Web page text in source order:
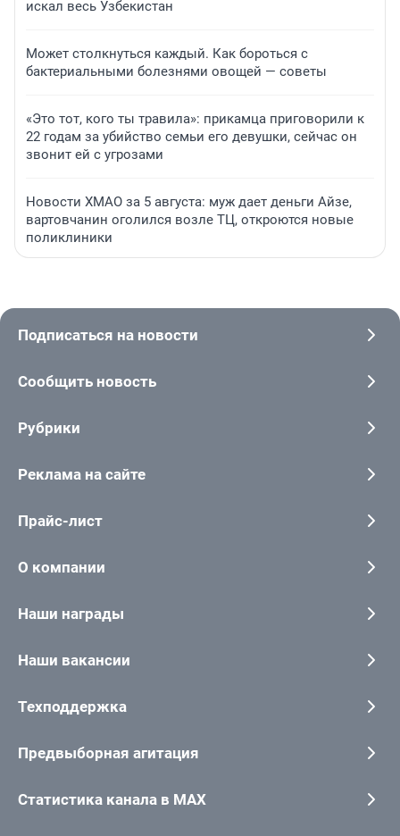
искал весь Узбекистан
Может столкнуться каждый. Как бороться с
бактериальными болезнями овощей — советы
«Это тот, кого ты травила»: прикамца приговорили к
22 годам за убийство семьи его девушки, сейчас он
звонит ей с угрозами
Новости ХМАО за 5 августа: муж дает деньги Айзе,
вартовчанин оголился возле ТЦ, откроются новые
поликлиники
Подписаться на новости
Сообщить новость
Рубрики
Реклама на сайте
Прайс-лист
О компании
Наши награды
Наши вакансии
Техподдержка
Предвыборная агитация
Статистика канала в MAX